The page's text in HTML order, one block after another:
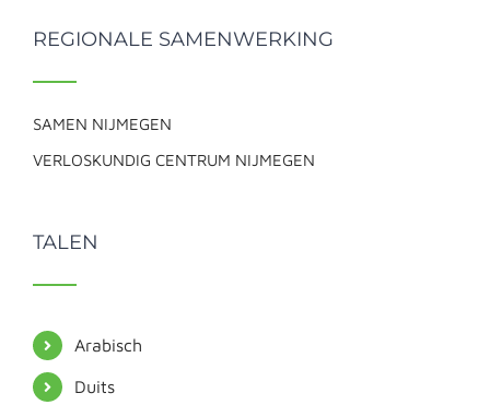
REGIONALE SAMENWERKING
SAMEN NIJMEGEN
VERLOSKUNDIG CENTRUM NIJMEGEN
TALEN
Arabisch
Duits